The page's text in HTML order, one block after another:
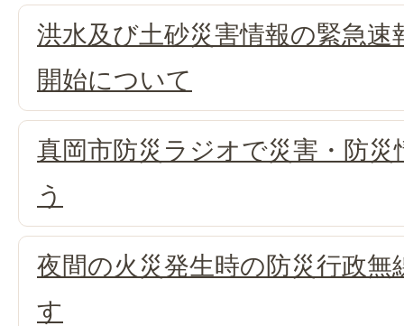
洪水及び土砂災害情報の緊急
開始について
真岡市防災ラジオで災害・防
う
夜間の火災発生時の防災行政
す